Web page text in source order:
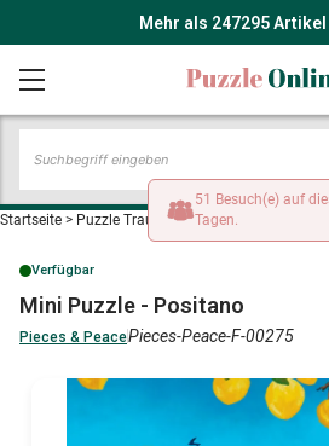
Mehr als 247295
Startseite > Puzzle Traumstrände und Inseln
Verfügbar
Mini Puzzle - Positano
Pieces & PeacePieces-Peace-F-00275
51 Besuch(e) auf
Tagen.